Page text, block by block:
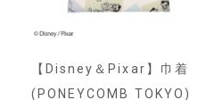
【Disney＆Pixar】巾着
(PONEYCOMB TOKYO)